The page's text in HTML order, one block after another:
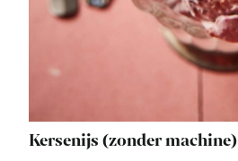
Kersenijs (zonder machine)